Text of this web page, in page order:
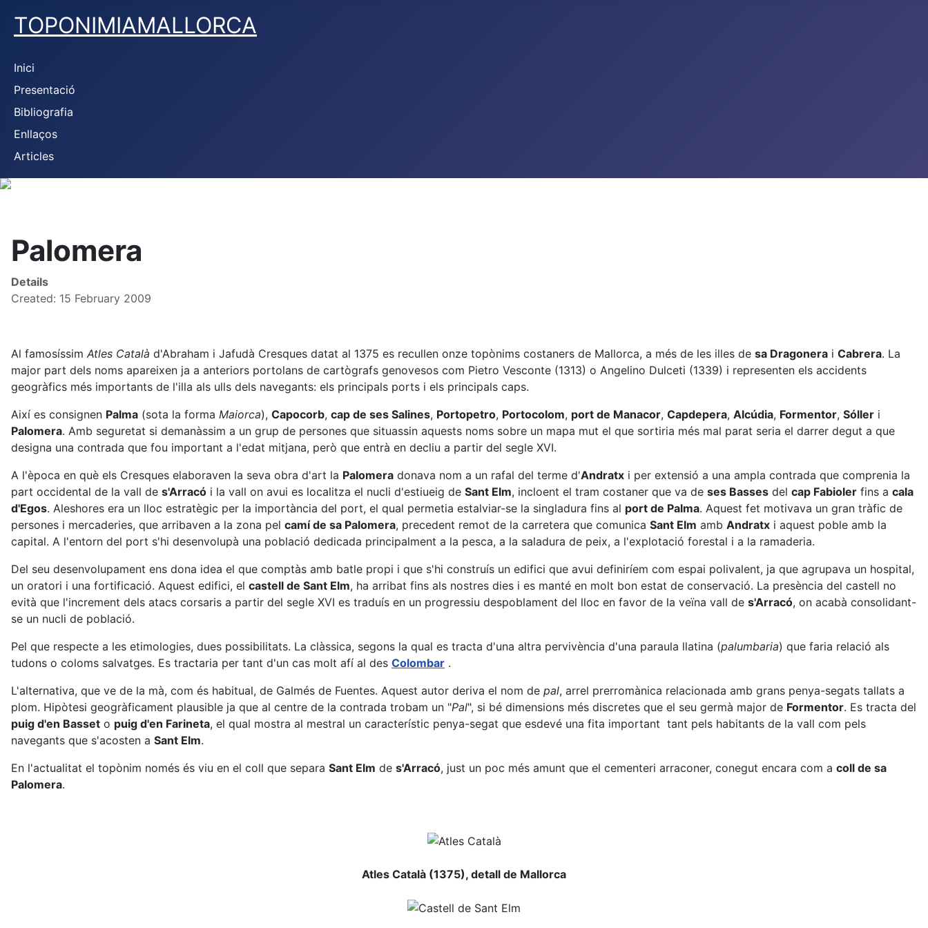
TOPONIMIAMALLORCA
Inici
Presentació
Bibliografia
Enllaços
Articles
Palomera
Details
Created: 15 February 2009
Al famosíssim Atles Català d'Abraham i Jafudà Cresques datat al 1375 es recullen onze topònims costaners de Mallorca, a més de les illes de sa Dragonera i Cabrera. La
major part dels noms apareixen ja a anteriors portolans de cartògrafs genovesos com Pietro Vesconte (1313) o Angelino Dulceti (1339) i representen els accidents
geogràfics més importants de l'illa als ulls dels navegants: els principals ports i els principals caps.
Així es consignen Palma (sota la forma Maiorca), Capocorb, cap de ses Salines, Portopetro, Portocolom, port de Manacor, Capdepera, Alcúdia, Formentor, Sóller i
Palomera. Amb seguretat si demanàssim a un grup de persones que situassin aquests noms sobre un mapa mut el que sortiria més mal parat seria el darrer degut a que
designa una contrada que fou important a l'edat mitjana, però que entrà en decliu a partir del segle XVI.
A l'època en què els Cresques elaboraven la seva obra d'art la Palomera donava nom a un rafal del terme d'Andratx i per extensió a una ampla contrada que comprenia la
part occidental de la vall de s'Arracó i la vall on avui es localitza el nucli d'estiueig de Sant Elm, incloent el tram costaner que va de ses Basses del cap Fabioler fins a cala
d'Egos. Aleshores era un lloc estratègic per la importància del port, el qual permetia estalviar-se la singladura fins al port de Palma. Aquest fet motivava un gran tràfic de
persones i mercaderies, que arribaven a la zona pel camí de sa Palomera, precedent remot de la carretera que comunica Sant Elm amb Andratx i aquest poble amb la
capital. A l'entorn del port s'hi desenvolupà una població dedicada principalment a la pesca, a la saladura de peix, a l'explotació forestal i a la ramaderia.
Del seu desenvolupament ens dona idea el que comptàs amb batle propi i que s'hi construís un edifici que avui definiríem com espai polivalent, ja que agrupava un hospital,
un oratori i una fortificació. Aquest edifici, el castell de Sant Elm, ha arribat fins als nostres dies i es manté en molt bon estat de conservació. La presència del castell no
evità que l'increment dels atacs corsaris a partir del segle XVI es traduís en un progressiu despoblament del lloc en favor de la veïna vall de s'Arracó, on acabà consolidant-
se un nucli de població.
Pel que respecte a les etimologies, dues possibilitats. La clàssica, segons la qual es tracta d'una altra pervivència d'una paraula llatina (palumbaria) que faria relació als
tudons o coloms salvatges. Es tractaria per tant d'un cas molt afí al des Colombar .
L'alternativa, que ve de la mà, com és habitual, de Galmés de Fuentes. Aquest autor deriva el nom de pal, arrel prerromànica relacionada amb grans penya-segats tallats a
plom. Hipòtesi geogràficament plausible ja que al centre de la contrada trobam un "Pal", si bé dimensions més discretes que el seu germà major de Formentor. Es tracta del
puig d'en Basset o puig d'en Farineta, el qual mostra al mestral un característic penya-segat que esdevé una fita important tant pels habitants de la vall com pels
navegants que s'acosten a Sant Elm.
En l'actualitat el topònim només és viu en el coll que separa Sant Elm de s'Arracó, just un poc més amunt que el cementeri arraconer, conegut encara com a coll de sa
Palomera.
Atles Català (1375), detall de Mallorca